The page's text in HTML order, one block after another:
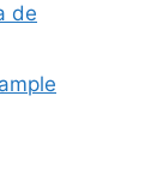
de